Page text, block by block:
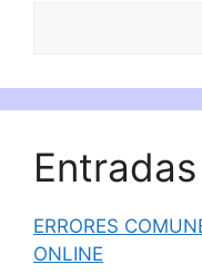
ERRORES
ONLINE